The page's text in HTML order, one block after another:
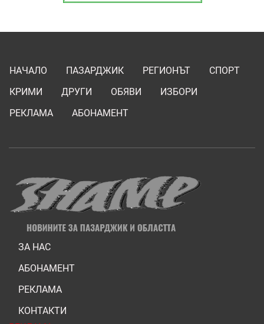
НАЧАЛО ПАЗАРДЖИК РЕГИОНЪТ
СПОРТ
КРИМИ
ДРУГИ ОБЯВИ
ИЗБОРИ
РЕКЛАМА
АБОНАМЕНТ
ЗА НАС
АБОНАМЕНТ
РЕКЛАМА
КОНТАКТИ